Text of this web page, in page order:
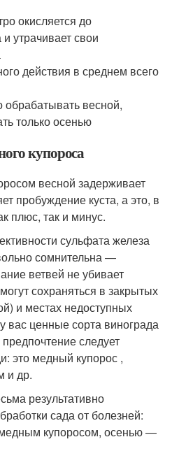
окисляется до
утрачивает свои
действия в среднем всего
весной,
только осенью
купороса
весной задерживает
пробуждение куста, а это, в
плюс, так и минус.
сульфата железа
сомнительна —
ветвей не убивает
сохраняться в закрытых
и местах недоступных
вас ценные сорта винограда
следует
это медный купорос ,
и др.
результативно
сада от болезней:
купоросом, осенью —